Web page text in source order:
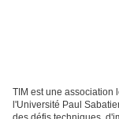
TIM est une association
l'Université Paul